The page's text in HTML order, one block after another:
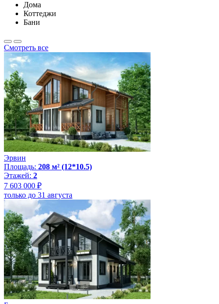
Дома
Коттеджи
Бани
Смотреть все
Эрвин
Площадь: 208 м² (12*10.5)
Этажей: 2
7 603 000 ₽
только до 31 августа